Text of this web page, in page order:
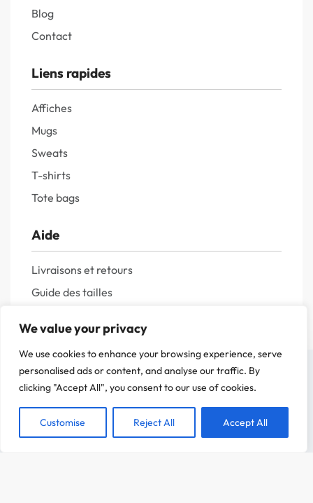
We value your privacy
We use cookies to enhance your browsing experience, serve
personalised ads or content, and analyse our traffic. By
clicking "Accept All", you consent to our use of cookies.
Customise Reject All Accept All
Blog
Contact
Liens rapides
Affiches
Mugs
Sweats
T-shirts
Tote bags
Aide
Livraisons et retours
Guide des tailles
Politique de confidentialité
Mentions légales
On a attendu d'être sûr que le contenu de notre site vous intéresse avant de
C'est OK pour vous ?
ACCEPTER